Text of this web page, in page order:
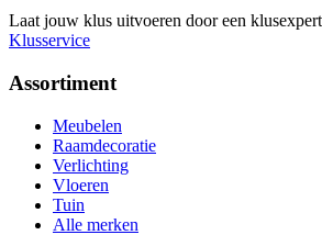
Laat jouw klus uitvoeren door een
Klusservice
Assortiment
Meubelen
Raamdecoratie
Verlichting
Vloeren
Tuin
Alle merken